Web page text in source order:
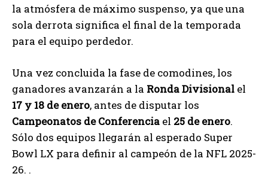
la atmósfera de máximo suspenso, ya que una
sola derrota significa el final de la temporada
para el equipo perdedor.
Una vez concluida la fase de comodines, los
ganadores avanzarán a la Ronda Divisional el
17 y 18 de enero, antes de disputar los
Campeonatos de Conferencia el 25 de enero.
Sólo dos equipos llegarán al esperado Super
Bowl LX para definir al campeón de la NFL 2025-
26. .